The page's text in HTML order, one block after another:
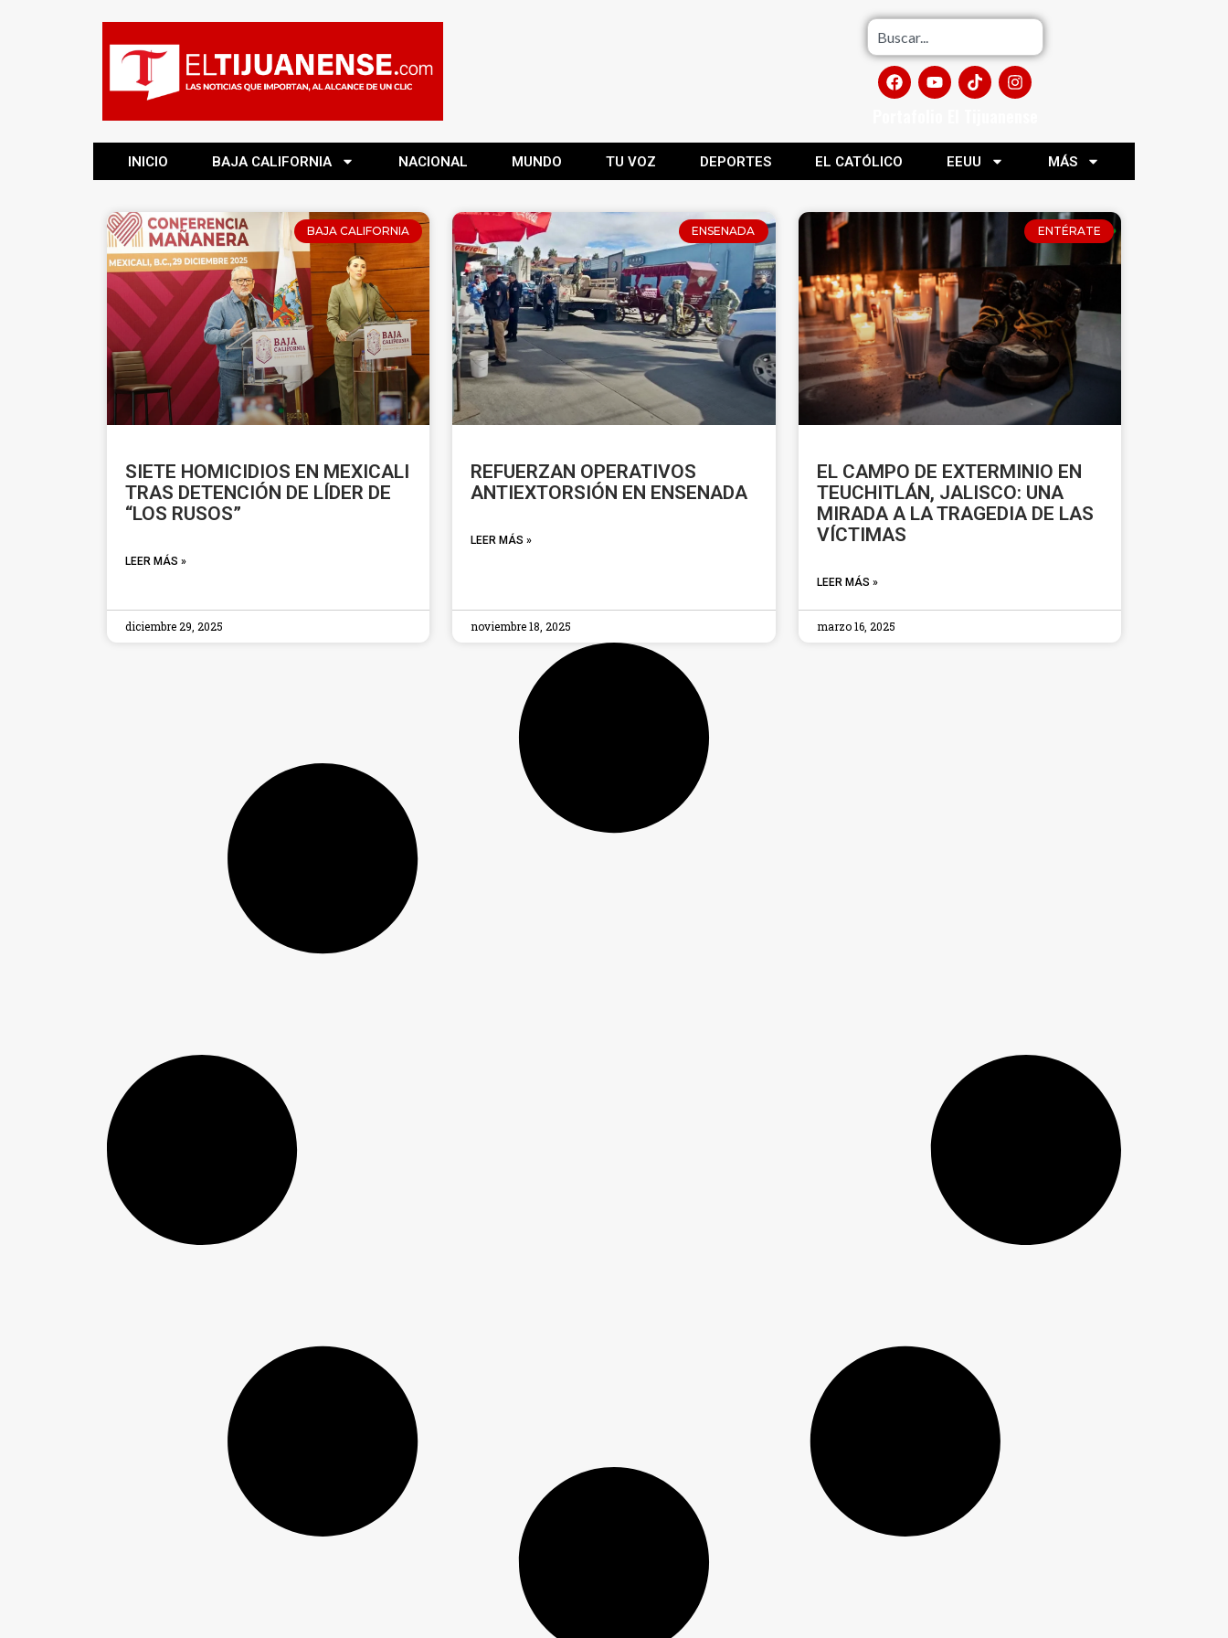
INICIO BAJA CALIFORNIA NACIONAL MUNDO TU VOZ DEPORTES EL CATÓLICO EEUU MÁS
BAJA CALIFORNIA
SIETE HOMICIDIOS EN MEXICALI
TRAS DETENCIÓN DE LÍDER DE
“LOS RUSOS”
LEER MÁS »
diciembre 29, 2025
ENSENADA
REFUERZAN OPERATIVOS
ANTIEXTORSIÓN EN ENSENADA
LEER MÁS »
noviembre 18, 2025
ENTÉRATE
EL CAMPO DE EXTERMINIO EN
TEUCHITLÁN, JALISCO: UNA
MIRADA A LA TRAGEDIA DE LAS
VÍCTIMAS
LEER MÁS »
marzo 16, 2025